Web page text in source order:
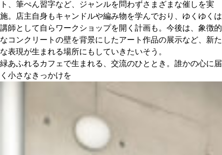
ト、筆ぺん習字など、ジャンルを問わずさまざまな催しを実
施。店主自身もキャンドルや編み物を学んでおり、ゆくゆくは
講師として自らワークショップを開く計画も。今後は、象徴的
なコンクリートの壁を背景にしたアート作品の展示など、新た
な表現が生まれる場所にもしていきたいそう。
緑あふれるカフェで生まれる、交流のひととき。誰かの心に届
く小さなきっかけを